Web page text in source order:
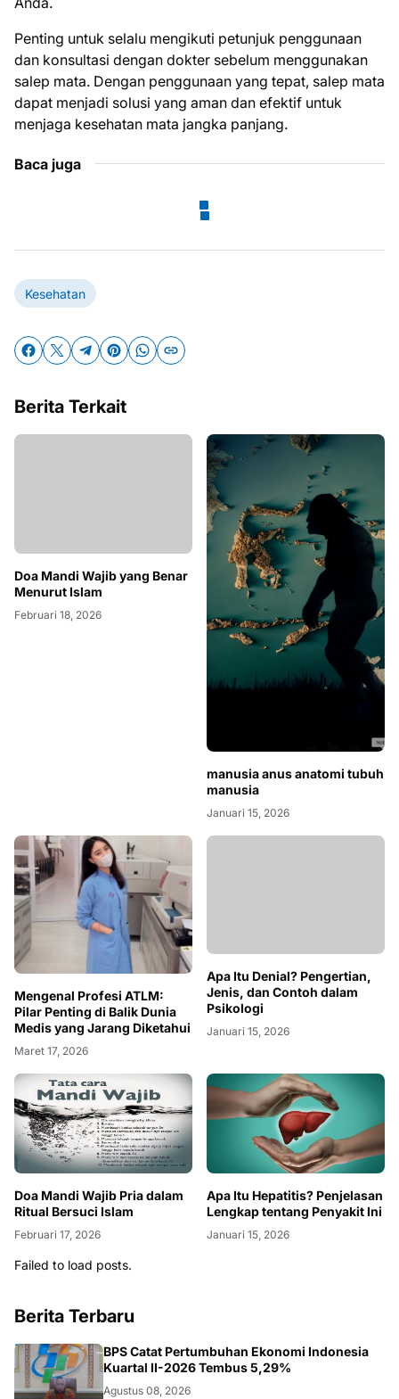
Penting untuk selalu mengikuti petunjuk penggunaan
dan konsultasi dengan dokter sebelum menggunakan
salep mata. Dengan penggunaan yang tepat, salep mata
dapat menjadi solusi yang aman dan efektif untuk
menjaga kesehatan mata jangka panjang.
Baca juga
Kesehatan
Berita Terkait
manusia anus anatomi tubuh
manusia
Januari 15, 2026
Mengenal Profesi ATLM:
Pilar Penting di Balik Dunia
Medis yang Jarang Diketahui
Maret 17, 2026
Apa Itu Denial? Pengertian,
Jenis, dan Contoh dalam
Psikologi
Januari 15, 2026
Doa Mandi Wajib Pria dalam
Ritual Bersuci Islam
Februari 17, 2026
Apa Itu Hepatitis? Penjelasan
Lengkap tentang Penyakit Ini
Januari 15, 2026
Failed to load posts.
Berita Terbaru
EKONOMI
BPS Catat Pertumbuhan Ekonomi Indonesia
Kuartal II-2026 Tembus 5,29%
Agustus 08, 2026